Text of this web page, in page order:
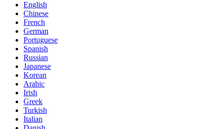
English
Chinese
French
German
Portuguese
Spanish
Russian
Japanese
Korean
Arabic
Irish
Greek
Turkish
Italian